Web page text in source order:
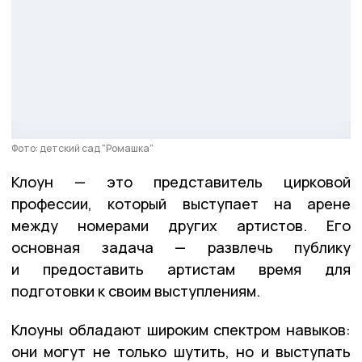
Фото: детский сад "Ромашка"
Клоун — это представитель цирковой
профессии, который выступает на арене
между номерами других артистов. Его
основная задача — развлечь публику
и предоставить артистам время для
подготовки к своим выступлениям.
Клоуны обладают широким спектром навыков:
они могут не только шутить, но и выступать